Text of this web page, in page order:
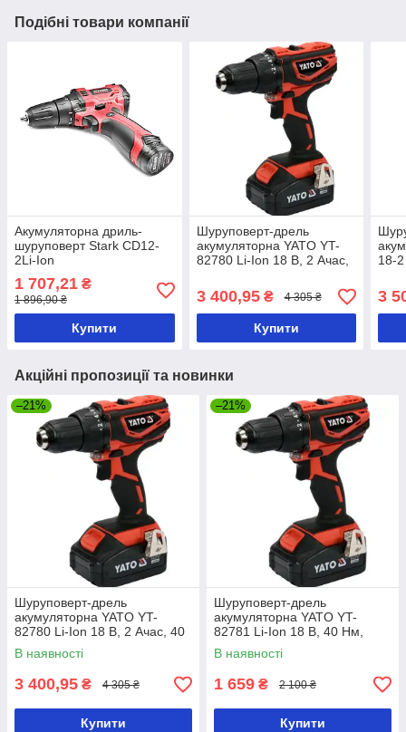
Подібні товари компанії
Акумуляторна дриль-
шуруповерт Stark CD12-
2Li-Ion
1 707,21 ₴
1 896,90 ₴
Купити
Шуруповерт-дрель
акумуляторна YATO YT-
82780 Li-Ion 18 В, 2 Ачас,
3 400,95₴ 4 305 ₴
Купити
18-
3
Акційні пропозиції та новинки
–21%
Шуруповерт-дрель
акумуляторна YATO YT-
82780 Li-Ion 18 В, 2 Ачас, 40
Нм, ↓13 мм
В наявності
3 400,95 ₴ 4 305 ₴
Купити
–21%
Шуруповерт-дрель
акумуляторна YATO YT-
82781 Li-Ion 18 В, 40 Нм,
he13 мм без акумулятора
В наявності
1 659 ₴ 2 100 ₴
Купити